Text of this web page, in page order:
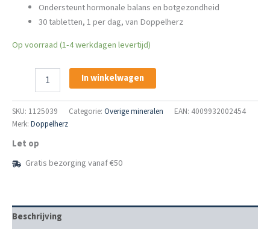
Ondersteunt hormonale balans en botgezondheid
30 tabletten, 1 per dag, van Doppelherz
Op voorraad (1-4 werkdagen levertijd)
Overgangstabletten
30
aantal
In winkelwagen
SKU: 1125039 Categorie: Overige mineralen
EAN: 4009932002454
Merk: Doppelherz
Let op
Gratis bezorging vanaf €50
Beschrijving